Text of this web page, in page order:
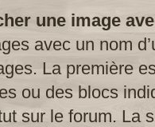
une image
avec un nom
La première
ou des blocs
sur le forum. La